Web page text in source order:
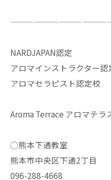
NARDJAPAN認定
アロマインストラクター認
アロマセラピスト認定校
Aroma Terrace アロマテラ
◯熊本下通教室
熊本市中央区下通2丁目
096-288-4668